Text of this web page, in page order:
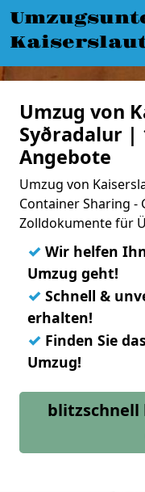
Umzug von
Syðradalur |
Angebote
Umzug von
Container Sharing -
Zolldokumente für
✓ Wir helfen
Umzug geht!
✓ Schnell &
erhalten!
✓ Finden Sie
Umzug!
blitzschnell